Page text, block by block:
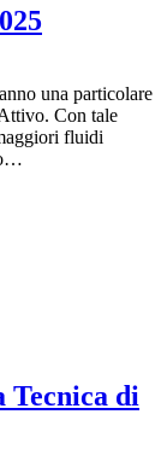
una particolare
Con tale
fluidi
Tecnica di